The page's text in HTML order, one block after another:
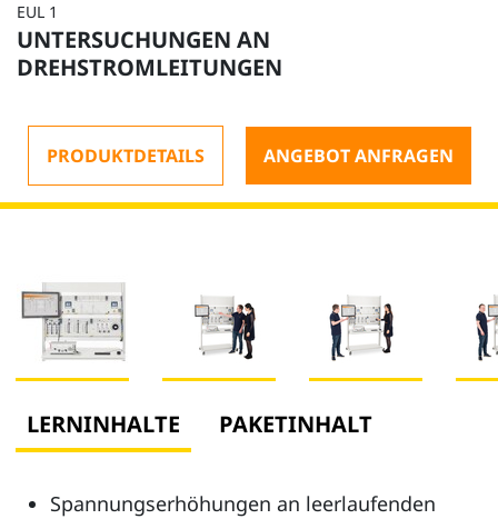
EUL 1
UNTERSUCHUNGEN AN
DREHSTROMLEITUNGEN
PRODUKTDETAILS ANGEBOT ANFRAGEN
LERNINHALTE PAKETINHALT
Spannungserhöhungen an leerlaufenden